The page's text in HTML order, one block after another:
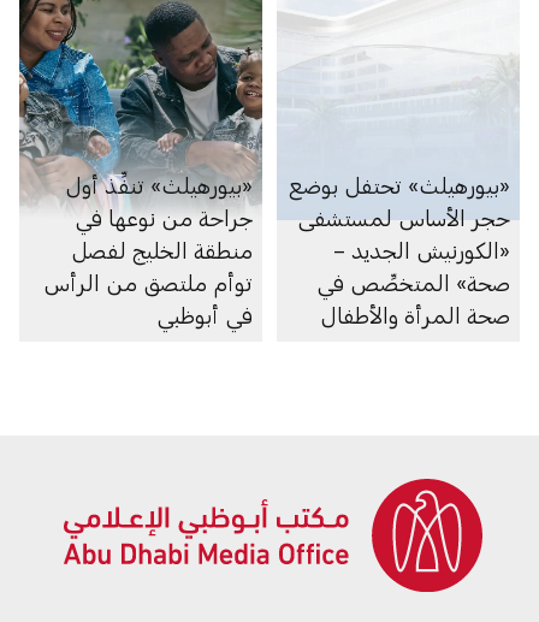
«بيورهيلث» تحتفل بوضع
حجر الأساس لمستشفى
«الكورنيش الجديد –
صحة» المتخصِّص في
صحة المرأة والأطفال
«بيورهيلث» تنفِّذ أول
جراحة من نوعها في
منطقة الخليج لفصل
توأم ملتصق من الرأس
في أبوظبي